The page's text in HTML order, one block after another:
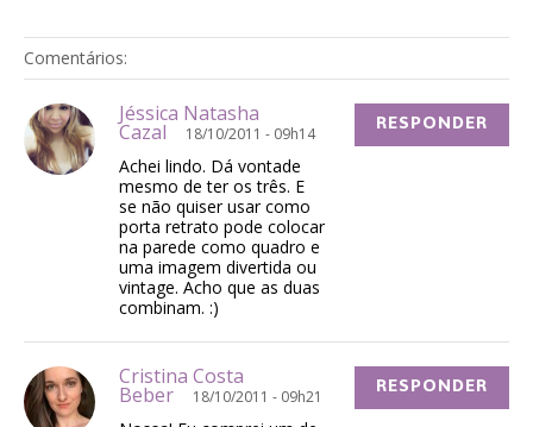
Comentários:
Jéssica Natasha
Cazal 18/10/2011 - 09h14
Achei lindo. Dá vontade
mesmo de ter os três. E
se não quiser usar como
porta retrato pode colocar
na parede como quadro e
uma imagem divertida ou
vintage. Acho que as duas
combinam. :)
RESPONDER
Cristina Costa
Beber 18/10/2011 - 09h21 RESPONDER